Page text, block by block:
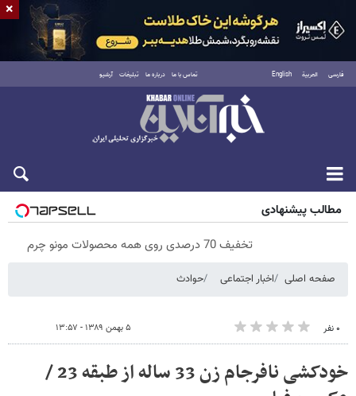
فارسی العربية English تماس با ما درباره ما تبلیغات آرشیو
پنجشنبه ۱۵ مرداد ۱۴۰۵
مطالب پیشنهادی
تخفیف 70 درصدی روی همه محصولات مونو چرم
صفحه اصلی اخبار اجتماعی حوادث
۰ نفر ۵ بهمن ۱۳۸۹ - ۱۳:۵۷
خودکشی نافرجام زن 33 ساله از طبقه 23 /
×